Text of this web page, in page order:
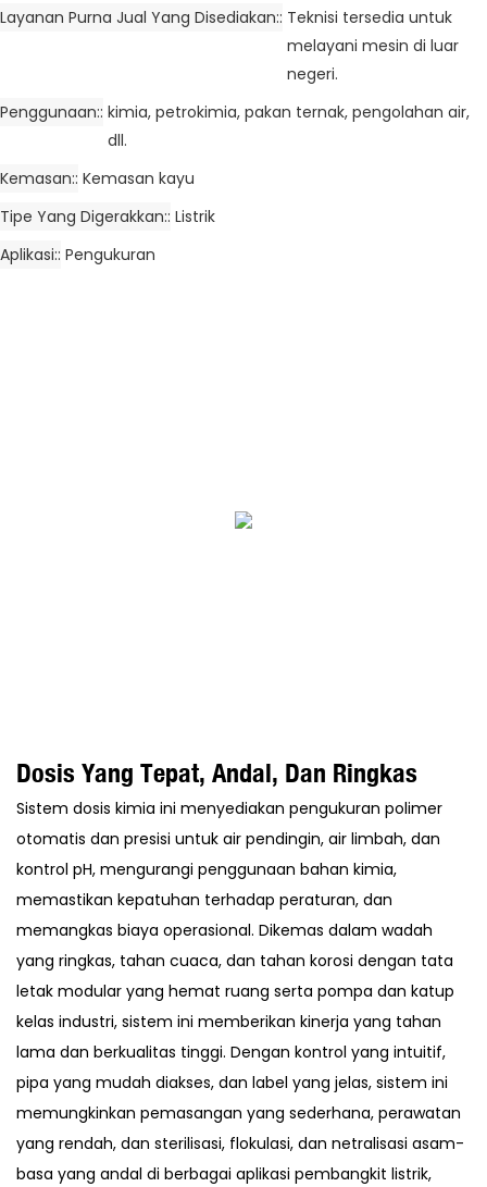
Layanan Purna Jual Yang Disediakan: Teknisi tersedia untuk
melayani mesin di luar
negeri.
Penggunaan: kimia, petrokimia, pakan ternak, pengolahan air,
dll.
Kemasan: Kemasan kayu
Tipe Yang Digerakkan: Listrik
Aplikasi: Pengukuran
Dosis Yang Tepat, Andal, Dan Ringkas
Sistem dosis kimia ini menyediakan pengukuran polimer
otomatis dan presisi untuk air pendingin, air limbah, dan
kontrol pH, mengurangi penggunaan bahan kimia,
memastikan kepatuhan terhadap peraturan, dan
memangkas biaya operasional. Dikemas dalam wadah
yang ringkas, tahan cuaca, dan tahan korosi dengan tata
letak modular yang hemat ruang serta pompa dan katup
kelas industri, sistem ini memberikan kinerja yang tahan
lama dan berkualitas tinggi. Dengan kontrol yang intuitif,
pipa yang mudah diakses, dan label yang jelas, sistem ini
memungkinkan pemasangan yang sederhana, perawatan
yang rendah, dan sterilisasi, flokulasi, dan netralisasi asam-
basa yang andal di berbagai aplikasi pembangkit listrik,